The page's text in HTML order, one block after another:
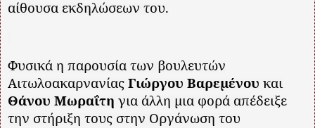
αίθουσα εκδηλώσεων του.
Φυσικά η παρουσία των βουλευτών
Αιτωλοακαρνανίας Γιώργου Βαρεμένου και
Θάνου Μωραΐτη για άλλη μια φορά απέδειξε
την στήριξη τους στην Οργάνωση του